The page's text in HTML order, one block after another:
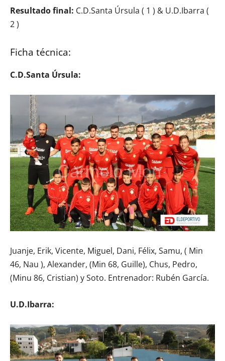
Resultado final: C.D.Santa Úrsula ( 1 ) & U.D.Ibarra (
2 )
Ficha técnica:
C.D.Santa Úrsula:
Juanje, Erik, Vicente, Miguel, Dani, Félix, Samu, ( Min
46, Nau ), Alexander, (Min 68, Guille), Chus, Pedro,
(Minu 86, Cristian) y Soto. Entrenador: Rubén García.
U.D.Ibarra: